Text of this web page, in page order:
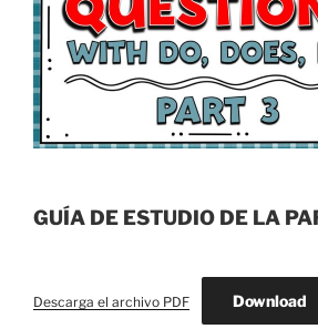
GUÍA DE ESTUDIO DE LA
Descarga el archivo PDF Download